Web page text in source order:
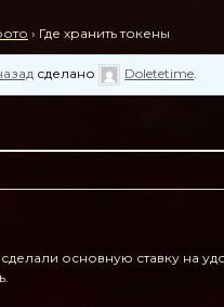
› Где хранить токены
сделано Doletetime.
основную ставку на